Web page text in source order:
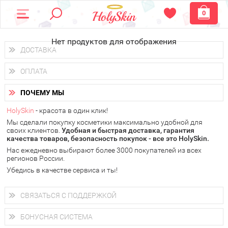
0
Нет продуктов для отображения
ДОСТАВКА
Доставка осуществляетсяпо всем городам России.
Вы можете выбрать доставку курьером, Почтой России или
получить заказ в пунктах выдачи PickPoint или пункте
самовывоза.
В 20 городах России доставка осуществляется ужена
следующий день.
у Вас всегда есть возможность получитьбесплатную
доставку от HolySkin.
подробнее об условиях доставки и оплаты в Вашем городе
ОПЛАТА
Вы можете оплатить свой заказ любым удобным способом:
наличными деньгами (
через интернет-банк (Альфа-банк, Сбербанк) и другими
электронными способами.
ПОЧЕМУ МЫ
HolySkin - красота в один клик!
Мы сделали покупку косметики максимально удобной для
своих клиентов. Удобная и быстрая доставка, гарантия
качества товаров, безопасность покупок - все это HolySkin.
Нас ежедневно выбирают более 3000 покупателей из всех
регионов России.
Убедись в качестве сервиса и ты!
СВЯЗАТЬСЯ С ПОДДЕРЖКОЙ
+7 (800) 707-24-55
Мы будем рады ответить на все Ваши вопросы по работе
магазина, проконсультировать по товарам, рассказать о
БОНУСНАЯ СИСТЕМА